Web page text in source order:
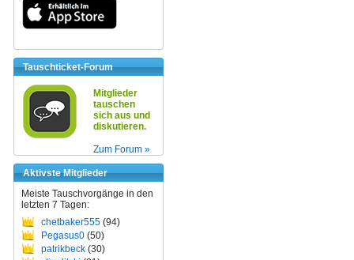
Tauschticket-Forum
Mitglieder
tauschen
sich aus und
diskutieren.
Zum Forum »
Aktivste Mitglieder
Meiste Tauschvorgänge in den
letzten 7 Tagen:
chetbaker555 (94)
Pegasus0 (50)
patrikbeck (30)